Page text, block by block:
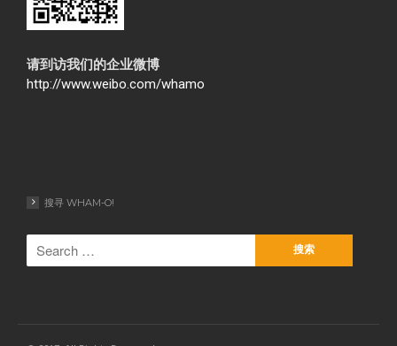
请到访我们的企业微博
http://www.weibo.com/whamo
搜寻 WHAM-O!